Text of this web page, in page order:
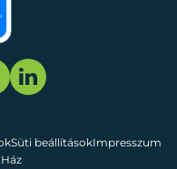
Süti beállításokImpresszum